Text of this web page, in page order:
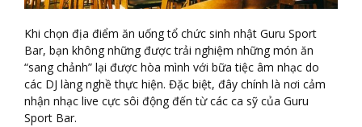
Khi chọn địa điểm ăn uống tổ chức sinh nhật Guru Sport
Bar, bạn không những được trải nghiệm những món ăn
“sang chảnh” lại được hòa mình với bữa tiệc âm nhạc do
các DJ làng nghề thực hiện. Đặc biệt, đây chính là nơi cảm
nhận nhạc live cực sôi động đến từ các ca sỹ của Guru
Sport Bar.